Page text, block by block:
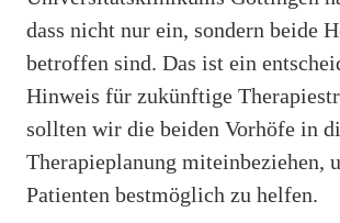
dass nicht nur ein, sondern beide
betroffen sind. Das ist ein
Hinweis für zukünftige
sollten wir die beiden Vorhöfe in
Therapieplanung miteinbeziehen,
Patienten bestmöglich zu helfen.